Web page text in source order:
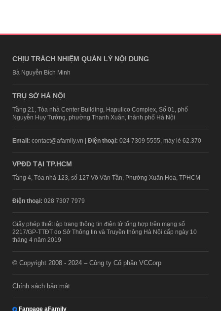
CHỊU TRÁCH NHIỆM QUẢN LÝ NỘI DUNG
Bà Nguyễn Bích Minh
TRỤ SỞ HÀ NỘI
Tầng 21, Tòa nhà Center Building, Hapulico Complex, Số 01, phố
Nguyễn Huy Tưởng, phường Thanh Xuân, thành phố Hà Nội
Email: contact@afamily.vn | Điện thoại: 024 7309 5555, máy lẻ 62.370
VPĐD TẠI TP.HCM
Tầng 4, Tòa nhà 123, số 127 Võ Văn Tần, Phường Xuân Hòa, TPHCM
Điện thoại: 028 7307 7979
Giấy phép thiết lập trang thông tin điện tử tổng hợp trên mạng số
2217/GP-TTĐT do Sở Thông tin và Truyền thông Hà Nội cấp ngày 10
tháng 4 năm 2019
© Copyright 2008 - 2024 – Công ty Cổ phần VCCorp
Chính sách bảo mật
Fanpage aFamily